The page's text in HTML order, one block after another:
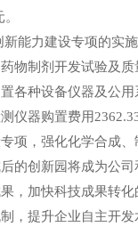
新能力建设专项的实
物制剂开发试验及
各种设备仪器及公
仪器购置费用
项，强化化学合成
的创新园将成为公
，加快科技成果转化
，提升企业自主开